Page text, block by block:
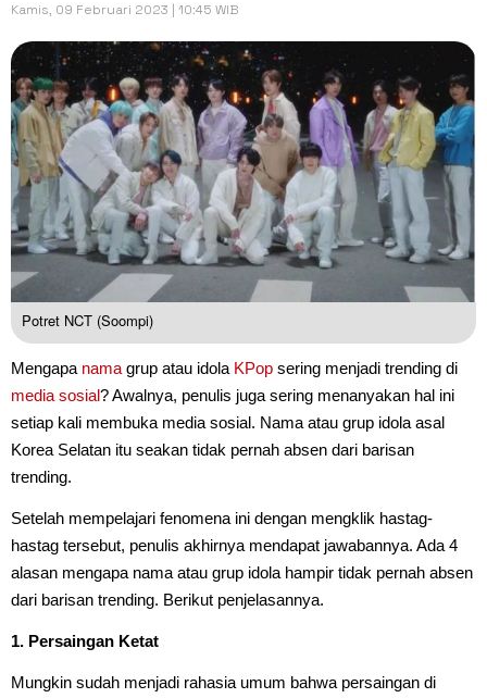
Kamis, 09 Februari 2023 | 10:45 WIB
Potret NCT (Soompi)
Mengapa nama grup atau idola KPop sering menjadi trending di
media sosial? Awalnya, penulis juga sering menanyakan hal ini
setiap kali membuka media sosial. Nama atau grup idola asal
Korea Selatan itu seakan tidak pernah absen dari barisan
trending.
Setelah mempelajari fenomena ini dengan mengklik hastag-
hastag tersebut, penulis akhirnya mendapat jawabannya. Ada 4
alasan mengapa nama atau grup idola hampir tidak pernah absen
dari barisan trending. Berikut penjelasannya.
1. Persaingan Ketat
Mungkin sudah menjadi rahasia umum bahwa persaingan di